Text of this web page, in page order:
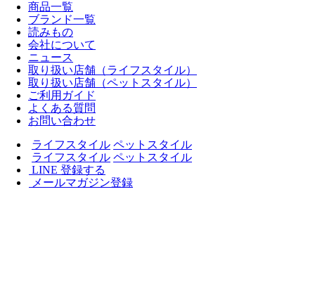
商品一覧
ブランド一覧
読みもの
会社について
ニュース
取り扱い店舗（ライフスタイル）
取り扱い店舗（ペットスタイル）
ご利用ガイド
よくある質問
お問い合わせ
ライフスタイル ペットスタイル
ライフスタイル ペットスタイル
LINE 登録する
メールマガジン登録